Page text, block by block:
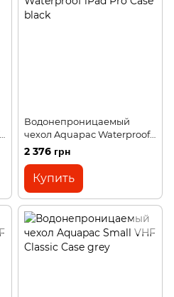
Водонепроницаемый
чехол Aquapac Waterproof
iPad Pro Case black
2 376 грн
Купить